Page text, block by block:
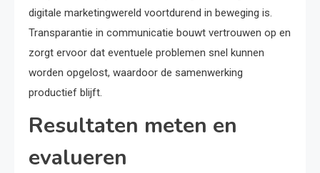
digitale marketingwereld voortdurend in beweging is.
Transparantie in communicatie bouwt vertrouwen op en
zorgt ervoor dat eventuele problemen snel kunnen
worden opgelost, waardoor de samenwerking
productief blijft.
Resultaten meten en
evalueren